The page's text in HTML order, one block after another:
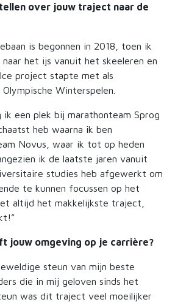
over jouw traject naar de
is begonnen in 2018, toen ik
het ijs vanuit het skeeleren en
project stapte met als
Winterspelen.
ik een plek bij marathonteam Sprog
heb waarna ik ben
Novus, waar ik tot op heden
ik de laatste jaren vanuit
studies heb afgewerkt om
te kunnen focussen op het
altijd het makkelijkste traject,
jouw omgeving op je carrière?
steun van mijn beste
die in mij geloven sinds het
was dit traject veel moeilijker